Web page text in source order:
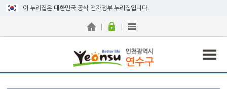
이 누리집은 대한민국 공식 전자정부 누리집입니다.